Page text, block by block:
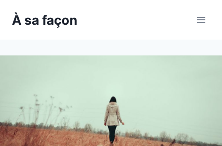
À sa façon